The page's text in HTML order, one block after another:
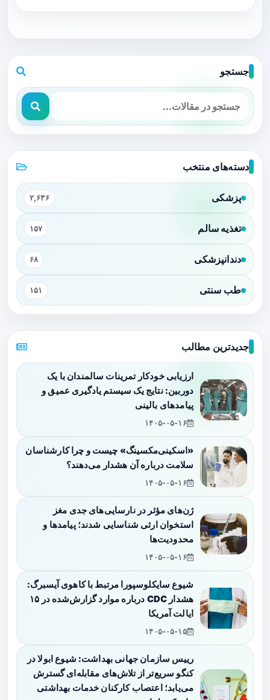
جستجو
دسته‌های منتخب
پزشکی ۲,۶۳۶
تغذیه سالم ۱۵۷
دندانپزشکی ۶۸
طب سنتی ۱۵۱
جدیدترین مطالب
ارزیابی خودکار تمرینات سالمندان با یک
دوربین: نتایج یک سیستم یادگیری عمیق و
پیامدهای بالینی
۱۴۰۵-۰۵-۱۶
«اسکینی‌مکسینگ» چیست و چرا کارشناسان
سلامت درباره آن هشدار می‌دهند؟
۱۴۰۵-۰۵-۱۶
ژن‌های مؤثر در نارسایی‌های جدی مغز
استخوان ارثی شناسایی شدند؛ پیامدها و
محدودیت‌ها
۱۴۰۵-۰۵-۱۶
شیوع سایکلوسپورا مرتبط با کاهوی آیسبرگ:
هشدار CDC درباره موارد گزارش‌شده در ۱۵
ایالت آمریکا
۱۴۰۵-۰۵-۱۵
رییس سازمان جهانی بهداشت: شیوع ابولا در
کنگو سریع‌تر از تلاش‌های مقابله‌ای گسترش
می‌یابد؛ اعتصاب کارکنان خدمات بهداشتی